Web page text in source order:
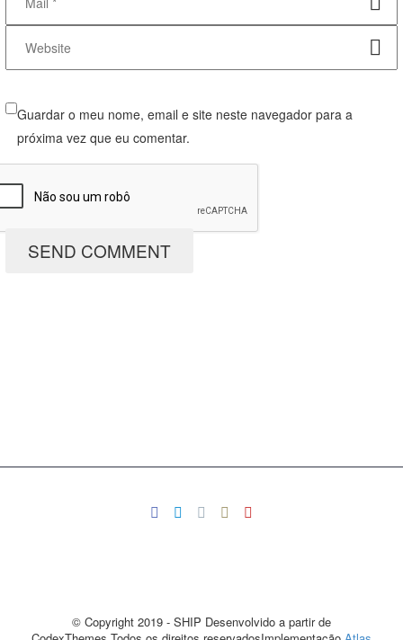
Guardar o meu nome, email e site neste navegador para a
próxima vez que eu comentar.
SEND COMMENT
© Copyright 2019 - SHIP Desenvolvido a partir de